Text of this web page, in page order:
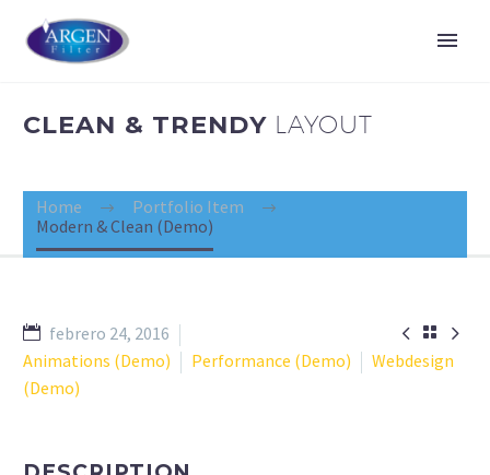
CLEAN & TRENDY LAYOUT
Home
Portfolio Item
Modern & Clean (Demo)
  
febrero 24, 2016
Animations (Demo)
Performance (Demo)
Webdesign
(Demo)